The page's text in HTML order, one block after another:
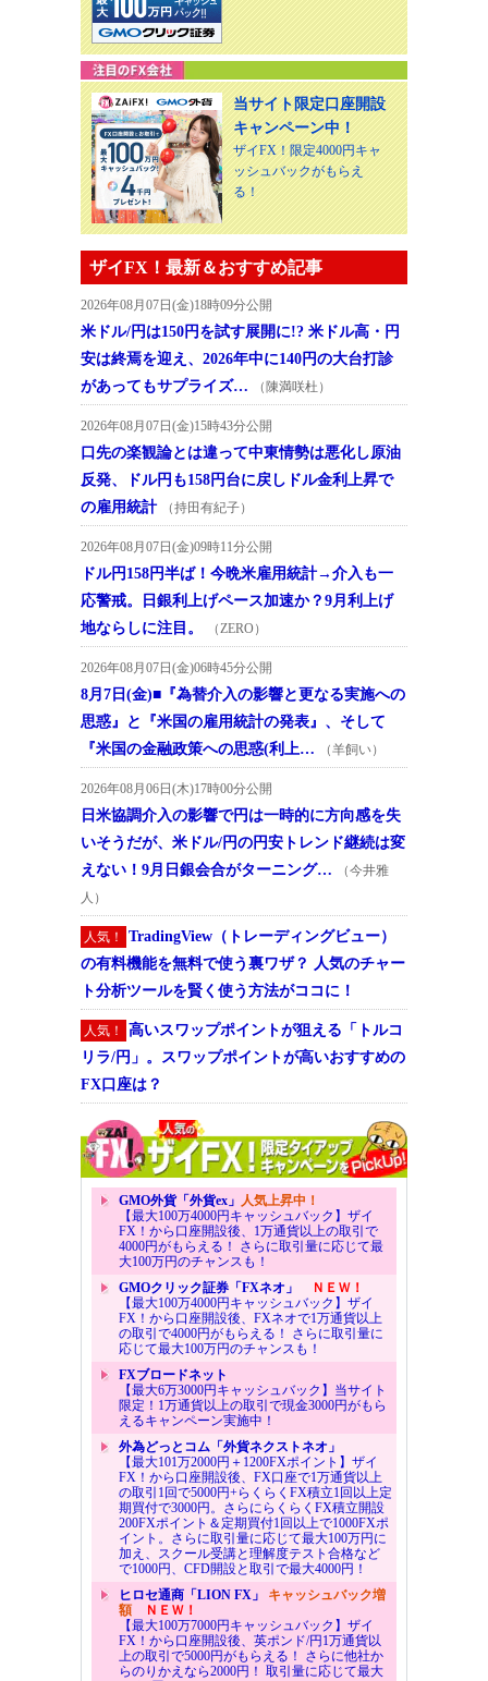
当サイト限定口座開設
キャンペーン中！
ザイFX！限定4000円キャ
ッシュバックがもらえ
る！
ザイFX！最新＆おすすめ記事
2026年08月07日(金)18時09分公開
米ドル/円は150円を試す展開に!? 米ドル高・円
安は終焉を迎え、2026年中に140円の大台打診
があってもサプライズ…
（陳満咲杜）
2026年08月07日(金)15時43分公開
口先の楽観論とは違って中東情勢は悪化し原油
反発、ドル円も158円台に戻しドル金利上昇で
の雇用統計
（持田有紀子）
2026年08月07日(金)09時11分公開
ドル円158円半ば！今晩米雇用統計→介入も一
応警戒。日銀利上げペース加速か？9月利上げ
地ならしに注目。
（ZERO）
2026年08月07日(金)06時45分公開
8月7日(金)■『為替介入の影響と更なる実施への
思惑』と『米国の雇用統計の発表』、そして
『米国の金融政策への思惑(利上…
（羊飼い）
2026年08月06日(木)17時00分公開
日米協調介入の影響で円は一時的に方向感を失
いそうだが、米ドル/円の円安トレンド継続は変
えない！9月日銀会合がターニング…
（今井雅
人）
人気！
TradingView（トレーディングビュー）
の有料機能を無料で使う裏ワザ？ 人気のチャー
ト分析ツールを賢く使う方法がココに！
人気！
高いスワップポイントが狙える「トルコ
リラ/円」。スワップポイントが高いおすすめの
FX口座は？
GMO外貨「外貨ex」 人気上昇中！
【最大100万4000円キャッシュバック】ザイ
FX！から口座開設後、1万通貨以上の取引で
4000円がもらえる！ さらに取引量に応じて最
大100万円のチャンスも！
GMOクリック証券「FXネオ」
ＮＥＷ！
【最大100万4000円キャッシュバック】ザイ
FX！から口座開設後、FXネオで1万通貨以上
の取引で4000円がもらえる！ さらに取引量に
応じて最大100万円のチャンスも！
FXブロードネット
【最大6万3000円キャッシュバック】当サイト
限定！1万通貨以上の取引で現金3000円がもら
えるキャンペーン実施中！
外為どっとコム「外貨ネクストネオ」
【最大101万2000円＋1200FXポイント】ザイ
FX！から口座開設後、FX口座で1万通貨以上
の取引1回で5000円+らくらくFX積立1回以上定
期買付で3000円。さらにらくらくFX積立開設
200FXポイント＆定期買付1回以上で1000FXポ
イント。さらに取引量に応じて最大100万円に
加え、スクール受講と理解度テスト合格など
で1000円、CFD開設と取引で最大4000円！
ヒロセ通商「LION FX」 キャッシュバック増
額ＮＥＷ！
【最大100万7000円キャッシュバック】ザイ
FX！から口座開設後、英ポンド/円1万通貨以
上の取引で5000円がもらえる！ さらに他社か
らのりかえなら2000円！ 取引量に応じて最大